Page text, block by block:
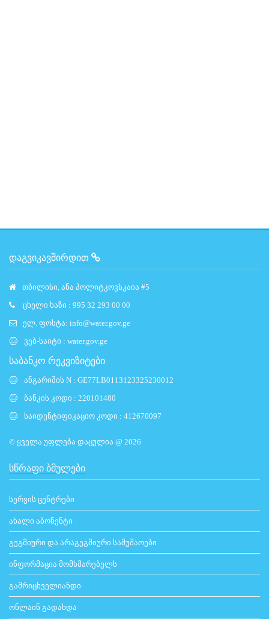
ᲓᲐᲒᲕᲘᲙᲐᲕᲨᲘᲠᲓᲘᲗ
თბილისი, ანა პოლიტკოვსკაია #5
ცხელი ხაზი : 995 32 293 00 00
ელ. ფოსტა: info@water.gov.ge
ვებ-საიტი : water.gov.ge
საბანკო რეკვიზიტები
ანგარიშის N : GE77LB0113123325230012
ბანკის კოდი : 220101480
საიდენტიფიკაციო კოდი : 412670097
© ყველა უფლება დაცულია @ 2026
ᲡᲬᲠᲐᲤᲘ ᲑᲛᲣᲚᲔᲑᲘ
სერვის ცენტრები
ახალი აბონენტი
გეგმიური და არაგეგმიური სამუშაოები
ინფორმაცია მომხმარებელს
გამრიცხველიანდი
ონლაინ გადახდა